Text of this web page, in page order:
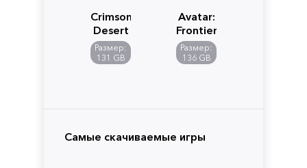
Crimson
Desert
Размер:
131 GB
Avatar:
Frontiers
of
Pandora
Размер:
136 GB
Самые скачиваемые игры